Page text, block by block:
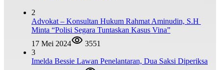
2
Advokat – Konsultan Hukum Rahmat Aminudin, S.H
Minta “Polisi Segara Tuntaskan Kasus Vina”
17 Mei 2024
3551
3
Imelda Bessie Lawan Penelantaran, Dua Saksi Diperiksa